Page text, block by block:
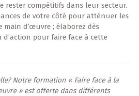
rester compétitifs dans leur secteur.
de votre côté pour atténuer les
d’œuvre ; élaborez dès
pour faire face à cette
Notre formation « Faire face à la
» est offerte dans différents